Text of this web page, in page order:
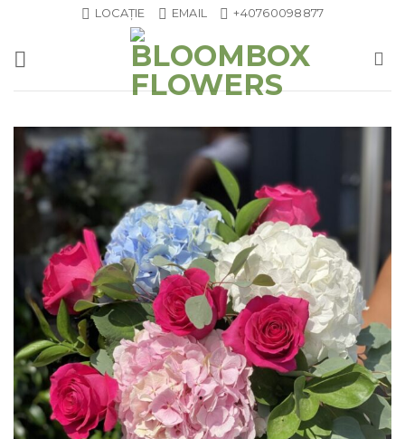
content
LOCAȚIE EMAIL +40760098877